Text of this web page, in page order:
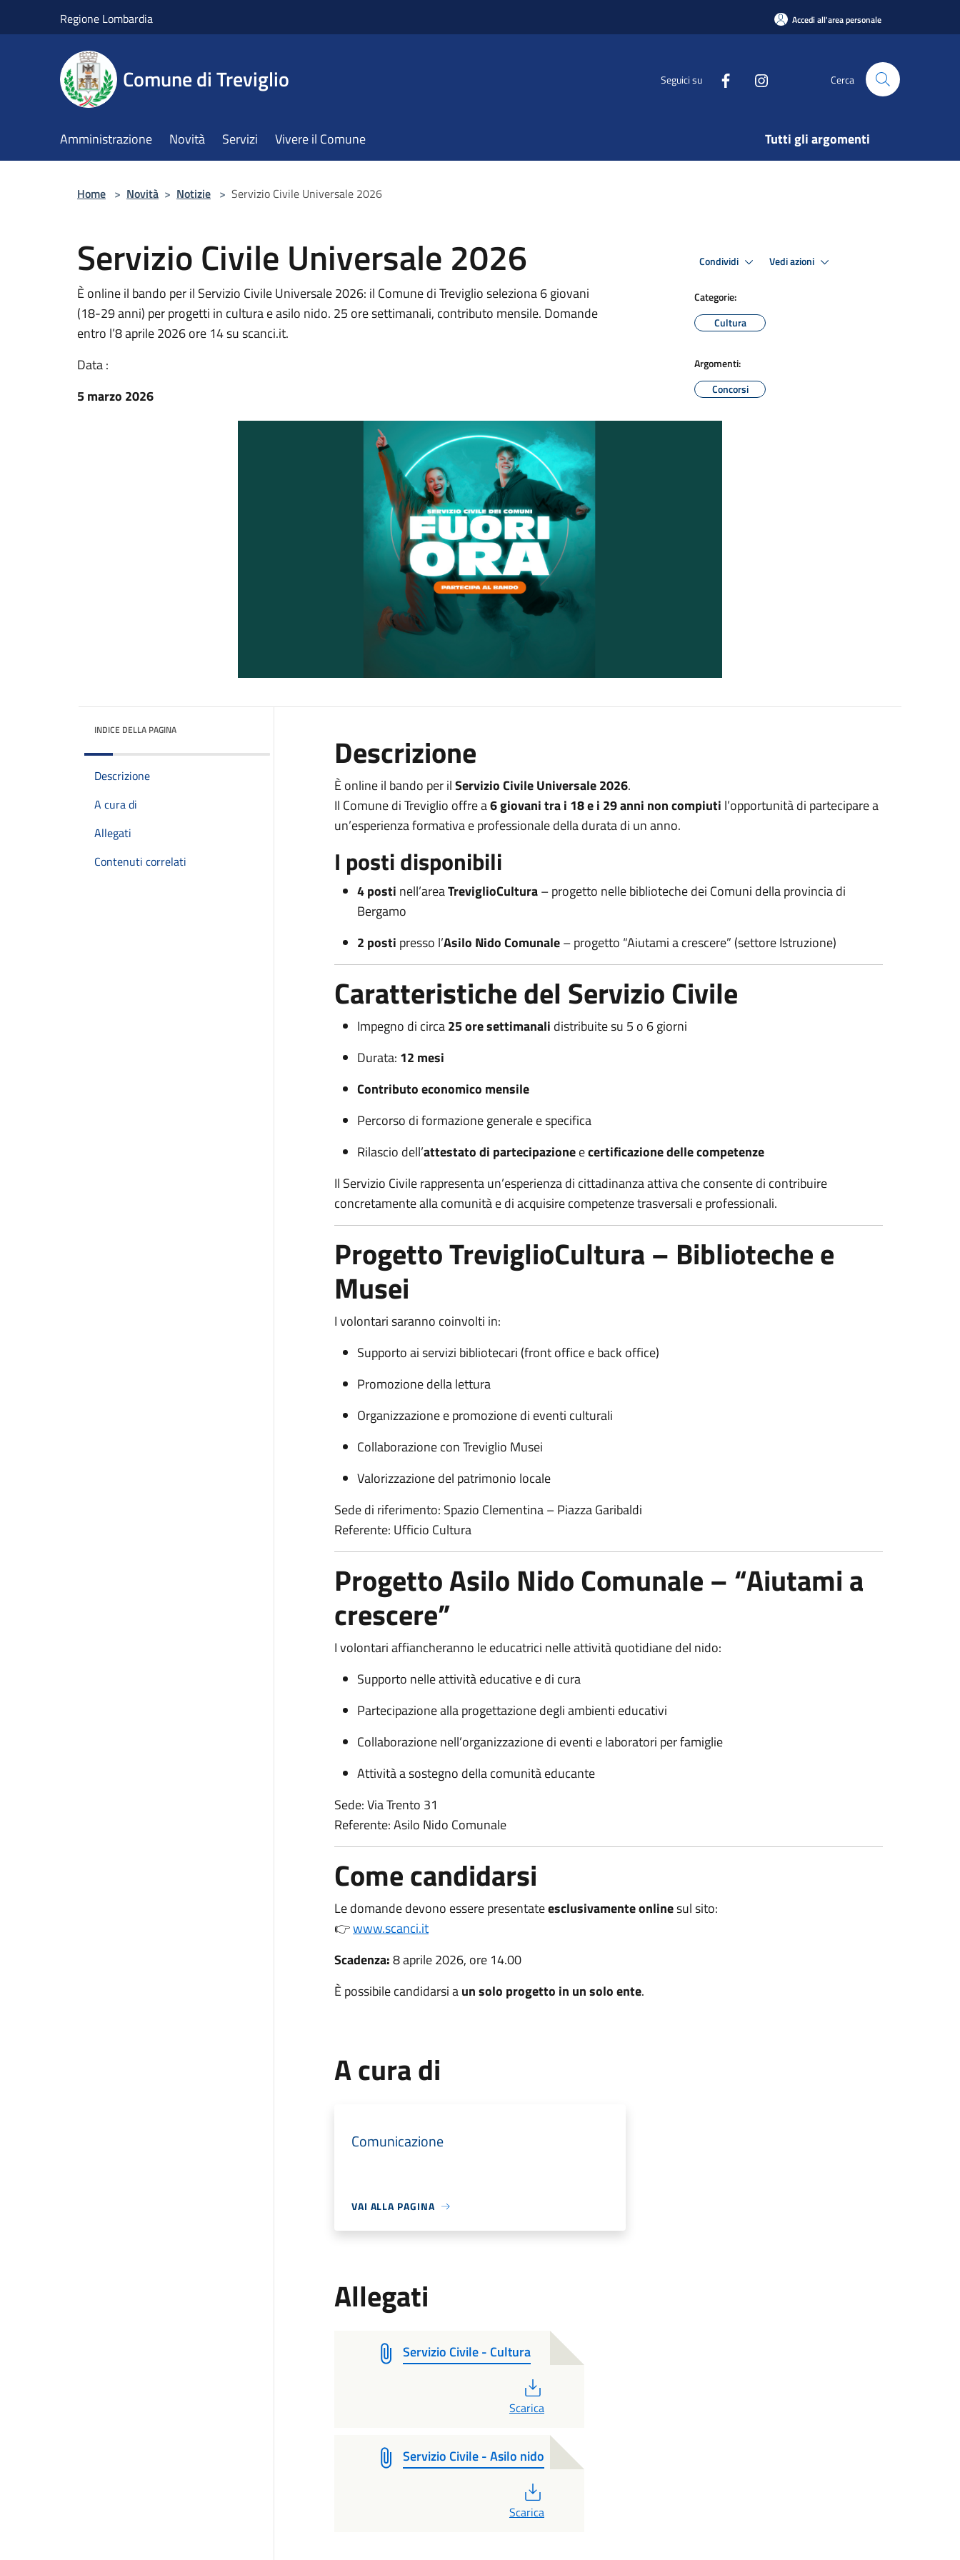
Regione Lombardia Accedi all'area personale
Comune di Treviglio Seguici su Cerca
Amministrazione Novità Servizi Vivere il Comune Tutti gli argomenti
Home > Novità > Notizie > Servizio Civile Universale 2026
Servizio Civile Universale 2026
È online il bando per il Servizio Civile Universale 2026: il Comune di Treviglio seleziona 6 giovani
(18-29 anni) per progetti in cultura e asilo nido. 25 ore settimanali, contributo mensile. Domande
entro l’8 aprile 2026 ore 14 su scanci.it.
Data :
5 marzo 2026
Condividi Vedi azioni
Categorie:
Cultura
Argomenti:
Concorsi
INDICE DELLA PAGINA
Descrizione
A cura di
Allegati
Contenuti correlati
Descrizione
È online il bando per ilServizio Civile Universale 2026.
Il Comune di Treviglio offre a6 giovani tra i 18 e i 29 anni non compiuti l’opportunità di partecipare a
un’esperienza formativa e professionale della durata di un anno.
I posti disponibili
4 posti nell’areaTreviglioCultura– progetto nelle biblioteche dei Comuni della provincia di
Bergamo
2 posti presso l’Asilo Nido Comunale– progetto “Aiutami a crescere” (settore Istruzione)
Caratteristiche del Servizio Civile
Impegno di circa25 ore settimanali distribuite su 5 o 6 giorni
Durata: 12 mesi
Contributo economico mensile
Percorso di formazione generale e specifica
Rilascio dell’attestato di partecipazioneecertificazione delle competenze
Il Servizio Civile rappresenta un’esperienza di cittadinanza attiva che consente di contribuire
concretamente alla comunità e di acquisire competenze trasversali e professionali.
Progetto TreviglioCultura – Biblioteche e
Musei
I volontari saranno coinvolti in:
Supporto ai servizi bibliotecari (front office e back office)
Promozione della lettura
Organizzazione e promozione di eventi culturali
Collaborazione con Treviglio Musei
Valorizzazione del patrimonio locale
Sede di riferimento: Spazio Clementina – Piazza Garibaldi
Referente: Ufficio Cultura
Progetto Asilo Nido Comunale – “Aiutami a
crescere”
I volontari affiancheranno le educatrici nelle attività quotidiane del nido:
Supporto nelle attività educative e di cura
Partecipazione alla progettazione degli ambienti educativi
Collaborazione nell’organizzazione di eventi e laboratori per famiglie
Attività a sostegno della comunità educante
Sede: Via Trento 31
Referente: Asilo Nido Comunale
Come candidarsi
Le domande devono essere presentateesclusivamente onlinesul sito:
👉www.scanci.it
Scadenza:8 aprile 2026, ore 14.00
È possibile candidarsi aun solo progetto in un solo ente.
A cura di
Comunicazione
VAI ALLA PAGINA
Allegati
Servizio Civile - Cultura
Scarica
Servizio Civile - Asilo nido
Scarica